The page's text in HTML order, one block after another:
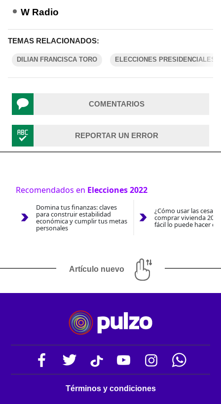
W Radio
TEMAS RELACIONADOS:
DILIAN FRANCISCA TORO ELECCIONES PRESIDENCIALES
COMENTARIOS
REPORTAR UN ERROR
Recomendados en Elecciones 2022
Domina tus finanzas: claves
para construir estabilidad
económica y cumplir tus metas
personales
¿Cómo usar las
comprar vivienda
fácil lo puede hacer
Artículo nuevo
Términos y condiciones